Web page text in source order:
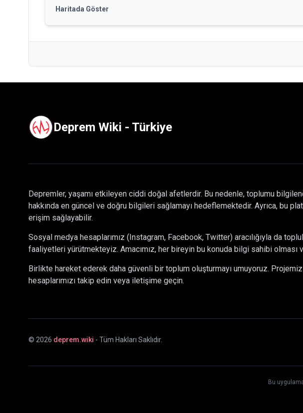
Haritada Göster
Deprem Wiki - Türkiye
Depremler, yaşamı etkileyen ciddi doğal afetlerdir. Bu nedenle, toplumu
hakkında en güncel ve doğru bilgileri sağlamayı hedeflemektedir. Ayrıca, bu
erişim sağlayabilir.
Sosyal medya hesaplarımız (Instagram, Facebook, Twitter) aracılığıyla da
faaliyetleri yürütmekteyiz. Amacımız, her bireyin bu konuda bilgi sahibi olması
Birlikte hareket ederek daha güvenli bir toplum oluşturmayı umuyoruz.
hesaplarımızı takip edin veya iletişime geçin.
© 2026 deprem.wiki - Tüm Hakları Saklıdır.
Bu